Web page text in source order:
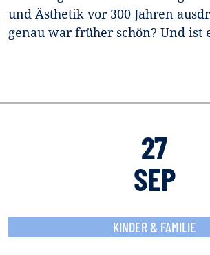
und Ästhetik vor 300 Jahren
genau war früher schön? Und ist
27
SEP
KINDER & FAMILIE